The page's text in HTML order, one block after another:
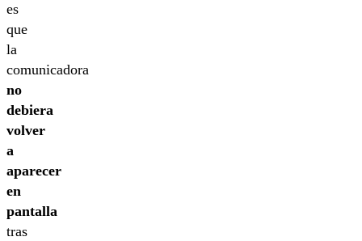
es
que
la
comunicadora
no
debiera
volver
a
aparecer
en
pantalla
tras